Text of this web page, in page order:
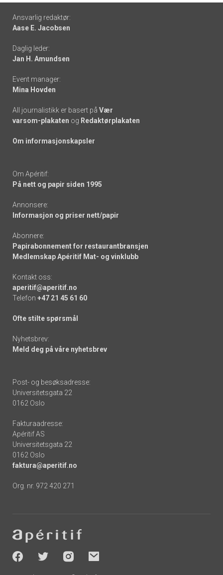
Footer
-
links
Ansvarlig redaktør:
Aase E. Jacobsen
Daglig leder:
Jan H. Amundsen
Event manager:
Mina Hovden
All journalistikk er basert på Vær
varsom-plakaten og Redaktørplakaten
Om informasjonskapsler
Om Apéritif:
På nett og papir siden 1995
Annonsere:
Informasjon og priser nett/papir
Abonnere:
Papirabonnement for restaurantbransjen
Medlemskap Apéritif Mat- og vinklubb
Kontakt oss:
aperitif@aperitif.no
Telefon +47 21 45 61 60
Ofte stilte spørsmål
Nyhetsbrev:
Meld deg på våre nyhetsbrev
Post- og besøksadresse:
Universitetsgata 22
0162 Oslo
Fakturaadresse:
Apéritif AS
Universitetsgata 22
0162 Oslo
faktura@aperitif.no
Org. nr. 972 420 271
-
socials